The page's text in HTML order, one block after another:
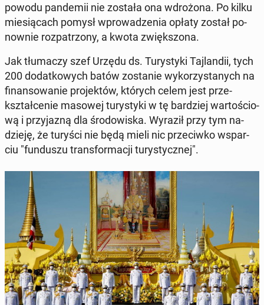
powodu pan­de­mii nie została ona wdro­żo­na. Po kilku
mie­sią­cach pomysł wpro­wa­dze­nia opłaty został po­
now­nie roz­pa­trzo­ny, a kwota zwięk­szo­na.
Jak tłu­ma­czy szef Urzędu ds. Tu­ry­sty­ki Taj­lan­dii, tych
200 do­dat­ko­wych batów zo­sta­nie wy­ko­rzy­sta­nych na
fi­nan­so­wa­nie pro­jek­tów, których celem jest prze­
kształ­ce­nie masowej tu­ry­sty­ki w tę bar­dziej war­to­ścio­
wą i przy­ja­zną dla śro­do­wi­ska. Wyraził przy tym na­
dzie­ję, że turyści nie będą mieli nic prze­ciw­ko wspar­
ciu "fun­du­szu trans­for­ma­cji tu­ry­stycz­nej".